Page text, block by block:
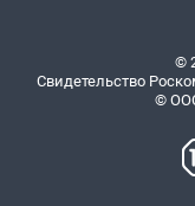
©
Свидетельство
©